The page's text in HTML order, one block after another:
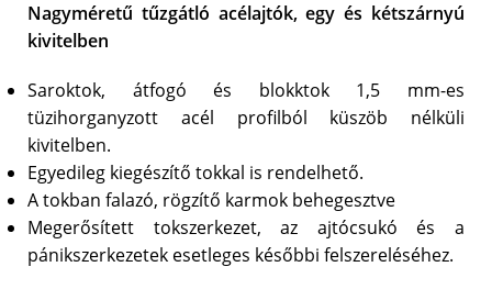
Nagyméretű tűzgátló acélajtók, egy és kétszárnyú
kivitelben
Saroktok, átfogó és blokktok 1,5 mm-es
tüzihorganyzott acél profilból küszöb nélküli
kivitelben.
Egyedileg kiegészítő tokkal is rendelhető.
A tokban falazó, rögzítő karmok behegesztve
Megerősített tokszerkezet, az ajtócsukó és a
pánikszerkezetek esetleges későbbi felszereléséhez.